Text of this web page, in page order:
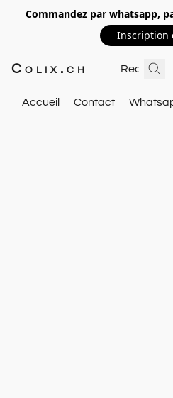
Commandez par whatsapp,
Inscription
Colix.ch
Accueil Contact